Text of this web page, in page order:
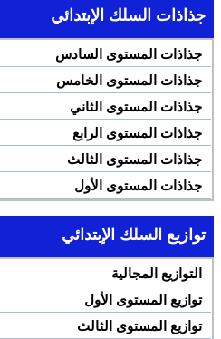
جذاذات السلك الإبتدائي
جذاذات المستوى السادس
جذاذات المستوى الخامس
جذاذات المستوى الثاني
جذاذات المستوى الرابع
جذاذات المستوى الثالث
جذاذات المستوى الأول
توازيع السلك الإبتدائي
التوازيع المجالية
توازيع المستوى الأول
توازيع المستوى الثالث